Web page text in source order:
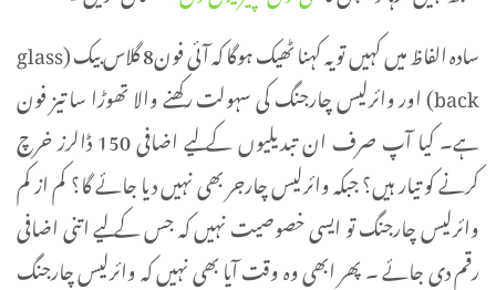
سادہ الفاظ میں کہیں تو یہ کہنا ٹھیک ہوگا کہ آئی فون8 گلاس بیک (glass
back) اور وائرلیس چارجنگ کی سہولت رکھنے والا تھوڑا سا تیز فون
ہے۔ کیا آپ صرف ان تبدیلیوں کے لیے اضافی 150 ڈالرز خرچ
کرنے کو تیار ہیں؟ جبکہ وائرلیس چارجر بھی نہیں دیا جائے گا؟ کم از کم
وائرلیس چارجنگ تو ایسی خصوصیت نہیں کہ جس کے لیے اتنی اضافی
رقم دی جائے ۔ پھر ابھی وہ وقت آیا بھی نہیں کہ وائرلیس چارجنگ